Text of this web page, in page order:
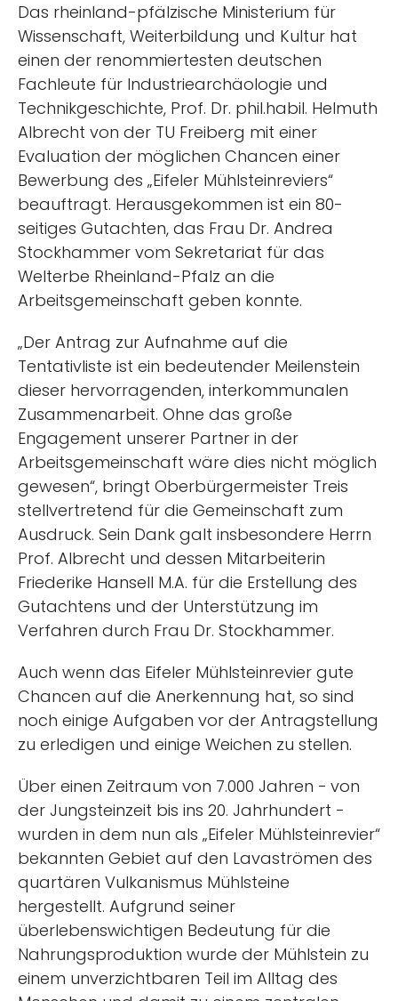
Das rheinland-pfälzische Ministerium für
Wissenschaft, Weiterbildung und Kultur hat
einen der renommiertesten deutschen
Fachleute für Industriearchäologie und
Technikgeschichte, Prof. Dr. phil.habil. Helmuth
Albrecht von der TU Freiberg mit einer
Evaluation der möglichen Chancen einer
Bewerbung des „Eifeler Mühlsteinreviers“
beauftragt. Herausgekommen ist ein 80-
seitiges Gutachten, das Frau Dr. Andrea
Stockhammer vom Sekretariat für das
Welterbe Rheinland-Pfalz an die
Arbeitsgemeinschaft geben konnte.
„Der Antrag zur Aufnahme auf die
Tentativliste ist ein bedeutender Meilenstein
dieser hervorragenden, interkommunalen
Zusammenarbeit. Ohne das große
Engagement unserer Partner in der
Arbeitsgemeinschaft wäre dies nicht möglich
gewesen“, bringt Oberbürgermeister Treis
stellvertretend für die Gemeinschaft zum
Ausdruck. Sein Dank galt insbesondere Herrn
Prof. Albrecht und dessen Mitarbeiterin
Friederike Hansell M.A. für die Erstellung des
Gutachtens und der Unterstützung im
Verfahren durch Frau Dr. Stockhammer.
Auch wenn das Eifeler Mühlsteinrevier gute
Chancen auf die Anerkennung hat, so sind
noch einige Aufgaben vor der Antragstellung
zu erledigen und einige Weichen zu stellen.
Über einen Zeitraum von 7.000 Jahren − von
der Jungsteinzeit bis ins 20. Jahrhundert −
wurden in dem nun als „Eifeler Mühlsteinrevier“
bekannten Gebiet auf den Lavaströmen des
quartären Vulkanismus Mühlsteine
hergestellt. Aufgrund seiner
überlebenswichtigen Bedeutung für die
Nahrungsproduktion wurde der Mühlstein zu
einem unverzichtbaren Teil im Alltag des